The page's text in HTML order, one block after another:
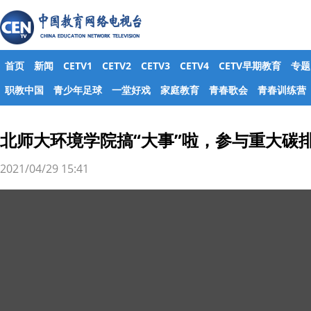
首页 新闻 CETV1 CETV2 CETV3 CETV4 CETV早期教育
专题
职教中国
青少年足球 一堂好戏 家庭教育 青春歌会 青春训练营
北师大环境学院搞“大事”啦，参与重大碳
2021/04/29 15:41